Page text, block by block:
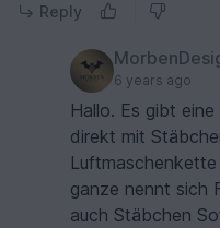
Reply
6 years ago
Hallo. Es gibt
direkt mit
ganze nennt sich
auch Stäbchen